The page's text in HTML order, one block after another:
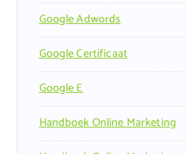
Google Adwords
Google Certificaat
Google E
Handboek Online Marketing